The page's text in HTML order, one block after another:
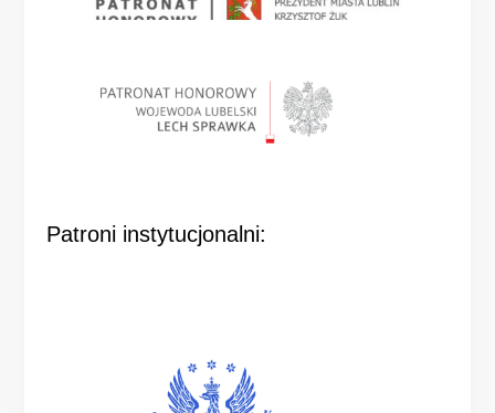
Patroni instytucjonalni: